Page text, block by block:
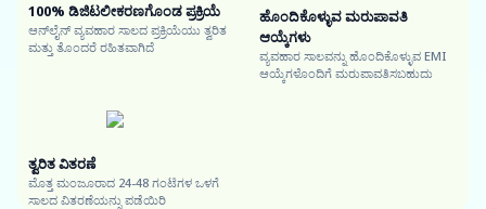
100% ಡಿಜಿಟಲೀಕರಣಗೊಂಡ ಪ್ರಕ್ರಿಯೆ
ಆನ್‌ಲೈನ್ ವ್ಯವಹಾರ ಸಾಲದ ಪ್ರಕ್ರಿಯೆಯು ತ್ವರಿತ
ಮತ್ತು ತೊಂದರೆ ರಹಿತವಾಗಿದೆ
ಹೊಂದಿಕೊಳ್ಳುವ ಮರುಪಾವತಿ
ಆಯ್ಕೆಗಳು
ವ್ಯವಹಾರ ಸಾಲವನ್ನು ಹೊಂದಿಕೊಳ್ಳುವ EMI
ಆಯ್ಕೆಗಳೊಂದಿಗೆ ಮರುಪಾವತಿಸಬಹುದು
ತ್ವರಿತ ವಿತರಣೆ
ಮೊತ್ತ ಮಂಜೂರಾದ 24-48 ಗಂಟೆಗಳ ಒಳಗೆ
ಸಾಲದ ವಿತರಣೆಯನ್ನು ಪಡೆಯಿರಿ